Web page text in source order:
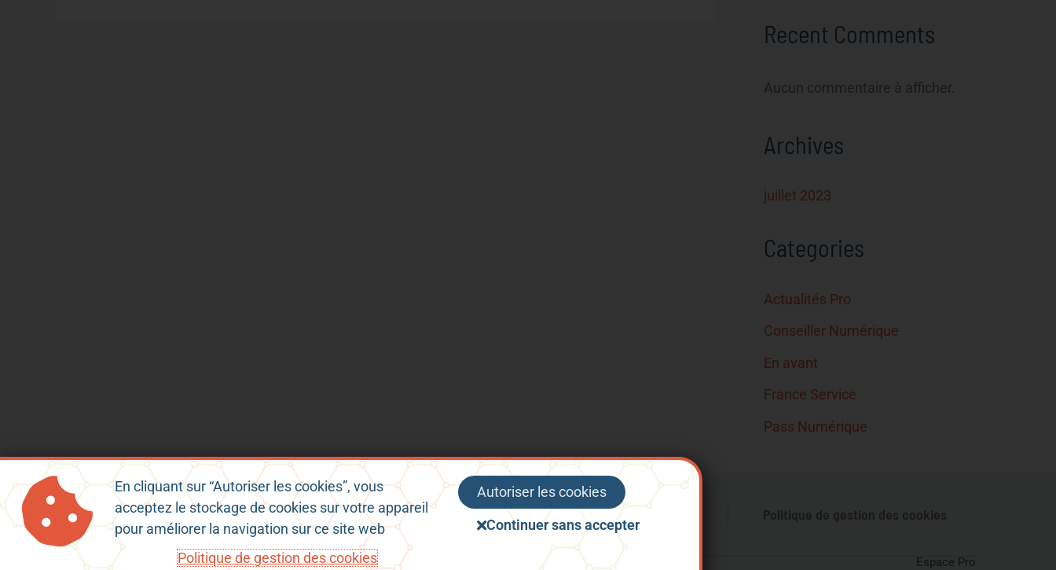
Recent Comments
Aucun commentaire à afficher.
Archives
juillet 2023
Categories
Actualités Pro
Conseiller Numérique
En avant
France Service
Pass Numérique
Mentions Légales Conditions Générales d’Utilisation Politique de confidentialité
Copyright © 2023 - charenteconnect.fr | Powered by ENSC Espace Pro
En cliquant sur “Autoriser les cookies”, vous
acceptez le stockage de cookies sur votre appareil
pour améliorer la navigation sur ce site web
Politique de gestion des cookies
Autoriser les cookies
Continuer sans accepter